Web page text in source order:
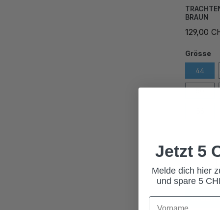
BRAUN
129,00
Grösse
44
In den
Jetzt 5
Melde dich hier
und spare 5